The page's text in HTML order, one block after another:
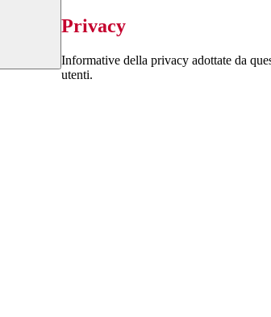
Privacy
Informative della privacy adottate da
utenti.